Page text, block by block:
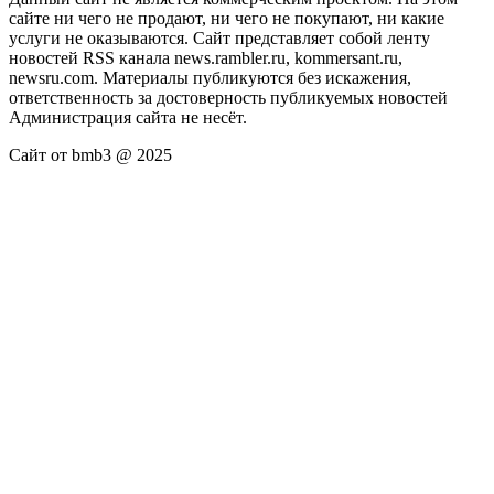
сайте ни чего не продают, ни чего не покупают, ни какие
услуги не оказываются. Сайт представляет собой ленту
новостей RSS канала news.rambler.ru, kommersant.ru,
newsru.com. Материалы публикуются без искажения,
ответственность за достоверность публикуемых новостей
Администрация сайта не несёт.
Сайт от bmb3 @ 2025